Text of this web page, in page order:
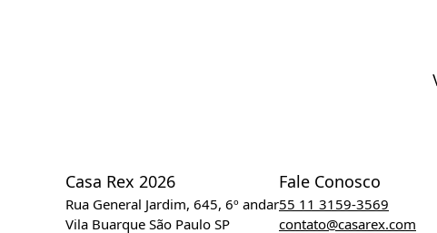
Casa Rex 2026
Rua General Jardim, 645, 6º andar
Vila Buarque São Paulo SP
Fale Conosco
55 11 3159-3569
contato@casarex.com